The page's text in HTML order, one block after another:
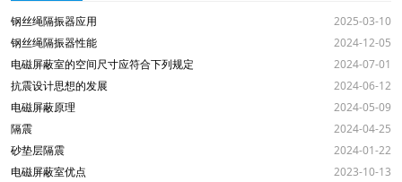
钢丝绳隔振器应用
2025-03-10
钢丝绳隔振器性能
2024-12-05
电磁屏蔽室的空间尺寸应符合下列规定
2024-07-01
抗震设计思想的发展
2024-06-12
电磁屏蔽原理
2024-05-09
隔震
2024-04-25
砂垫层隔震
2024-01-22
电磁屏蔽室优点
2023-10-13